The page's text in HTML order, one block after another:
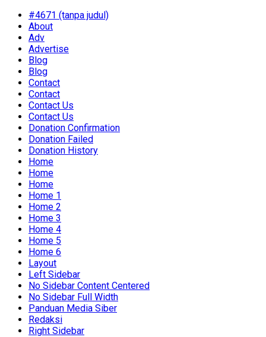
#4671 (tanpa judul)
About
Adv
Advertise
Blog
Blog
Contact
Contact
Contact Us
Contact Us
Donation Confirmation
Donation Failed
Donation History
Home
Home
Home
Home 1
Home 2
Home 3
Home 4
Home 5
Home 6
Layout
Left Sidebar
No Sidebar Content Centered
No Sidebar Full Width
Panduan Media Siber
Redaksi
Right Sidebar